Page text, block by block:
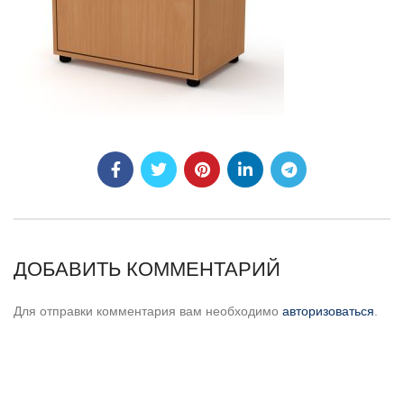
ДОБАВИТЬ КОММЕНТАРИЙ
Для отправки комментария вам необходимо авторизоваться